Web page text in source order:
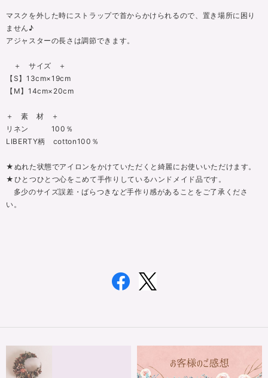
マスクを外した時にストラップで首からかけられるので、置き場所に困り
ません♪
アジャスターの長さは調節できます。
＋ サイズ ＋
【S】13cm×19cm
【M】14cm×20cm
＋ 素 材 ＋
リネン 100％
LIBERTY柄 cotton100％
★ぬれた状態でアイロンをかけていただくと綺麗にお使いいただけます。
★ひとつひとつ心をこめて手作りしているハンドメイド品です。
多少のサイズ誤差・ばらつきなど手作り感があることをご了承くださ
い。